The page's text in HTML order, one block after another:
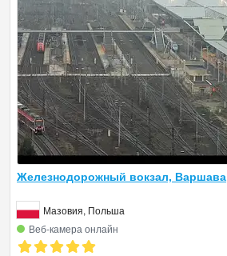
Железнодорожный вокзал, Варшава
Мазовия, Польша
Веб‑камера онлайн